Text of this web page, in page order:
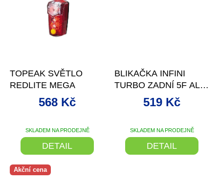
TOPEAK SVĚTLO
REDLITE MEGA
SKLADEM NA PRODEJNĚ
568 Kč
DETAIL
BLIKAČKA INFINI
TURBO ZADNÍ 5F ALU
NABÍJECÍ PŘES U
SKLADEM NA PRODEJNĚ
519 Kč
DETAIL
Akční cena